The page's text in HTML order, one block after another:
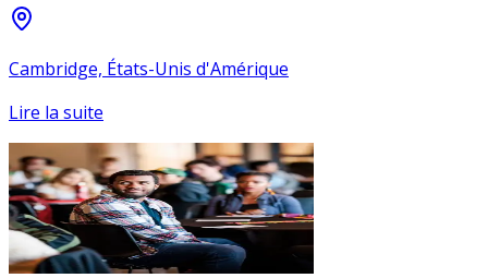
Cambridge, États-Unis d'Amérique
Lire la suite